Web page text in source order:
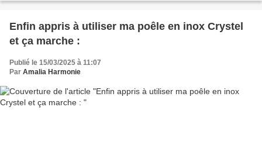
Enfin appris à utiliser ma poêle en inox Crystel
et ça marche :
Publié le 15/03/2025 à 11:07
Par Amalia Harmonie